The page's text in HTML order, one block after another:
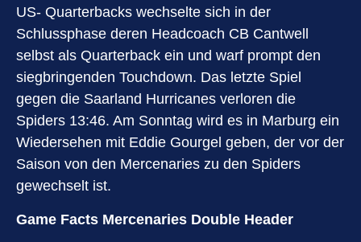
US- Quarterbacks wechselte sich in der
Schlussphase deren Headcoach CB Cantwell
selbst als Quarterback ein und warf prompt den
siegbringenden Touchdown. Das letzte Spiel
gegen die Saarland Hurricanes verloren die
Spiders 13:46. Am Sonntag wird es in Marburg ein
Wiedersehen mit Eddie Gourgel geben, der vor der
Saison von den Mercenaries zu den Spiders
gewechselt ist.
Game Facts Mercenaries Double Header